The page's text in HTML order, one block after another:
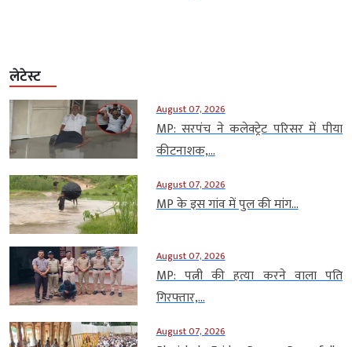
लेटेस्ट
August 07, 2026
MP: सरपंच ने कलेक्ट्रेट परिसर में पीया
कीटनाशक,...
August 07, 2026
MP के इस गांव में पुल की मांग...
August 07, 2026
MP: पत्नी की हत्या करने वाला पति
गिरफ्तार,...
August 07, 2026